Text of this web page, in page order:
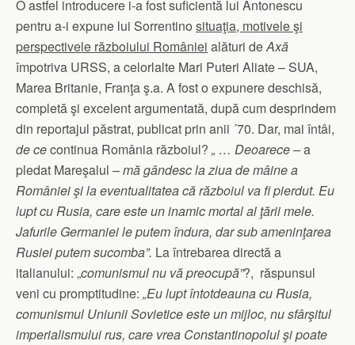
O astfel introducere i-a fost suficientă lui Antonescu
pentru a-i expune lui Sorrentino situaţia, motivele şi
perspectivele războiului României alături deAxă
împotriva URSS, a celorlalte Mari Puteri Aliate – SUA,
Marea Britanie, Franţa ş.a. A fost o expunere deschisă,
completă şi excelent argumentată, după cum desprindem
din reportajul păstrat, publicat prin anii ´70. Dar, mai întâi,
de cecontinua România războiul? „ … Deoarece –a
pledat Mareşalul – mă gândesc la ziua de mâine a
României şi la eventualitatea că războiul va fi pierdut. Eu
lupt cu Rusia, care este un inamic mortal al ţării mele.
Jafurile Germaniei le putem îndura, dar sub ameninţarea
Rusiei putem sucomba”. La întrebarea directă a
italianului: „comunismul nu vă preocupă”?, răspunsul
veni cu promptitudine: „Eu lupt întotdeauna cu Rusia,
comunismul Uniunii Sovietice este un mijloc, nu sfârşitul
imperialismului rus, care vrea Constantinopolul şi poate